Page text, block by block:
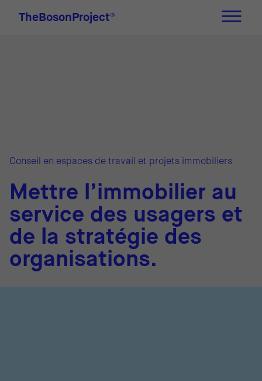
TheBosonProject®
Conseil en espaces de travail et projets immobiliers
Mettre l’immobilier au
service des usagers et
de la stratégie des
organisations.